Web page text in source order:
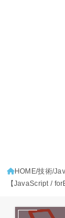
HOME 技術
【JavaScript /